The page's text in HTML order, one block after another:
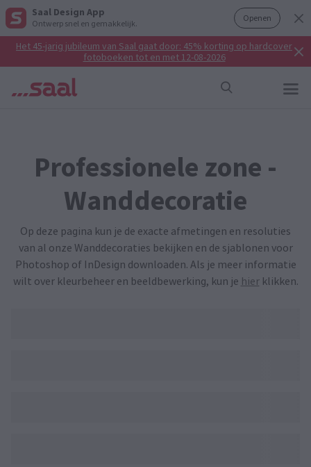
Saal Design App
Ontwerp snel en gemakkelijk. Openen
Het 45-jarig jubileum van Saal gaat door: 45% korting op hardcover
fotoboeken tot en met 12-08-2026
Professionele zone -
Wanddecoratie
Op deze pagina kun je de exacte afmetingen en resoluties
van al onze Wanddecoraties bekijken en de sjablonen voor
Photoshop of InDesign downloaden. Als je meer informatie
wilt over kleurbeheer en beeldbewerking, kun je hierklikken.